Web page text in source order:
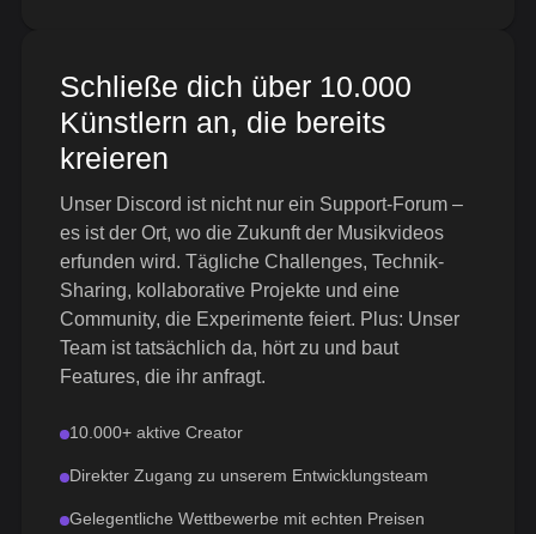
Schließe dich über 10.000
Künstlern an, die bereits
kreieren
Unser Discord ist nicht nur ein Support-Forum –
es ist der Ort, wo die Zukunft der Musikvideos
erfunden wird. Tägliche Challenges, Technik-
Sharing, kollaborative Projekte und eine
Community, die Experimente feiert. Plus: Unser
Team ist tatsächlich da, hört zu und baut
Features, die ihr anfragt.
10.000+ aktive Creator
Direkter Zugang zu unserem Entwicklungsteam
Gelegentliche Wettbewerbe mit echten Preisen